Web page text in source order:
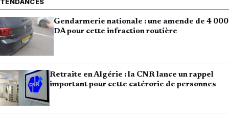
TENDANCES
Gendarmerie nationale : une amende de 4 000
DA pour cette infraction routière
Retraite en Algérie : la CNR lance un rappel
important pour cette catérorie de personnes